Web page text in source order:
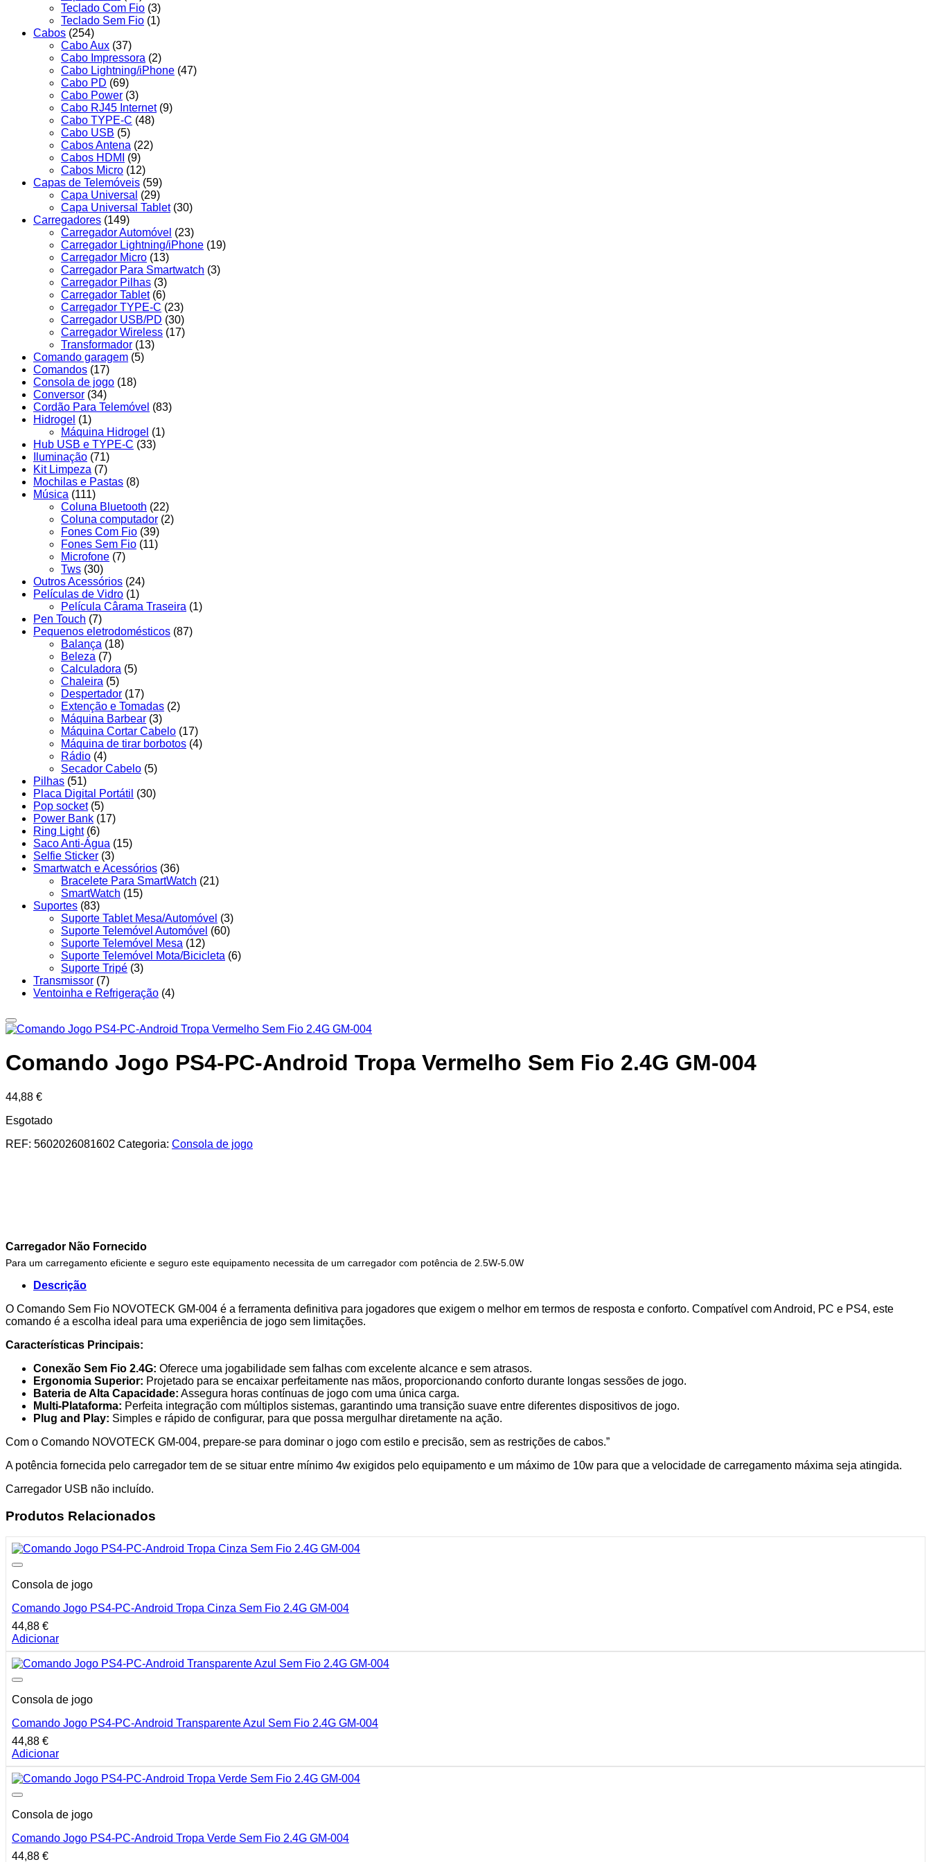
Teclado Com Fio (3)
Teclado Sem Fio (1)
Cabos (254)
Cabo Aux (37)
Cabo Impressora (2)
Cabo Lightning/iPhone (47)
Cabo PD (69)
Cabo Power (3)
Cabo RJ45 Internet (9)
Cabo TYPE-C (48)
Cabo USB (5)
Cabos Antena (22)
Cabos HDMI
(9)
Cabos Micro (12)
Capas de Telemóveis (59)
Capa Universal (29)
Capa Universal Tablet (30)
Carregadores (149)
Carregador Automóvel (23)
Carregador Lightning/iPhone (19)
Carregador Micro (13)
Carregador Para Smartwatch (3)
Carregador Pilhas (3)
Carregador Tablet (6)
Carregador TYPE-C (23)
Carregador USB/PD (30)
Carregador Wireless (17)
Transformador (13)
Comando garagem (5)
Comandos (17)
Consola de jogo (18)
Conversor (34)
Cordão Para Telemóvel (83)
Hidrogel (1)
Máquina Hidrogel (1)
Hub USB e TYPE-C (33)
Iluminação (71)
Kit Limpeza (7)
Mochilas e Pastas (8)
Música (111)
Coluna Bluetooth (22)
Coluna computador (2)
Fones Com Fio (39)
Fones Sem Fio (11)
Microfone (7)
Tws (30)
Outros Acessórios (24)
Películas de Vidro (1)
Película Cârama Traseira (1)
Pen Touch (7)
Pequenos eletrodomésticos (87)
Balança (18)
Beleza (7)
Calculadora (5)
Chaleira (5)
Despertador (17)
Extenção e Tomadas (2)
Máquina Barbear (3)
Máquina Cortar Cabelo (17)
Máquina de tirar borbotos (4)
Rádio (4)
Secador Cabelo (5)
Pilhas (51)
Placa Digital Portátil (30)
Pop socket (5)
Power Bank (17)
Ring Light (6)
Saco Anti-Água (15)
Selfie Sticker (3)
Smartwatch e Acessórios (36)
Bracelete Para SmartWatch (21)
SmartWatch (15)
Suportes (83)
Suporte Tablet Mesa/Automóvel (3)
Suporte Telemóvel Automóvel (60)
Suporte Telemóvel Mesa (12)
Suporte Telemóvel Mota/Bicicleta (6)
Suporte Tripé (3)
Transmissor (7)
Ventoinha e Refrigeração (4)
Comando Jogo PS4-PC-Android Tropa Vermelho Sem Fio 2.4G GM-004
44,88 €
Esgotado
REF: 5602026081602 Categoria: Consola de jogo
Carregador Não Fornecido
Para um carregamento eficiente e seguro este equipamento necessita de um carregador com potência de 2.5W-5.0W
Descrição
O Comando Sem Fio NOVOTECK GM-004 é a ferramenta definitiva para jogadores que exigem o melhor em termos de resposta e conforto. Compatível com Android, PC e PS4, este
comando é a escolha ideal para uma experiência de jogo sem limitações.
Características Principais:
Conexão Sem Fio 2.4G: Oferece uma jogabilidade sem falhas com excelente alcance e sem atrasos.
Ergonomia Superior: Projetado para se encaixar perfeitamente nas mãos, proporcionando conforto durante longas sessões de jogo.
Bateria de Alta Capacidade: Assegura horas contínuas de jogo com uma única carga.
Multi-Plataforma: Perfeita integração com múltiplos sistemas, garantindo uma transição suave entre diferentes dispositivos de jogo.
Plug and Play: Simples e rápido de configurar, para que possa mergulhar diretamente na ação.
Com o Comando NOVOTECK GM-004, prepare-se para dominar o jogo com estilo e precisão, sem as restrições de cabos.”
A potência fornecida pelo carregador tem de se situar entre mínimo 4w exigidos pelo equipamento e um máximo de 10w para que a velocidade de carregamento máxima seja atingida.
Carregador USB não incluído.
Produtos Relacionados
Consola de jogo
Comando Jogo PS4-PC-Android Tropa Cinza Sem Fio 2.4G GM-004
44,88 €
Adicionar
Consola de jogo
Comando Jogo PS4-PC-Android Transparente Azul Sem Fio 2.4G GM-004
44,88 €
Adicionar
Consola de jogo
Comando Jogo PS4-PC-Android Tropa Verde Sem Fio 2.4G GM-004
44,88 €